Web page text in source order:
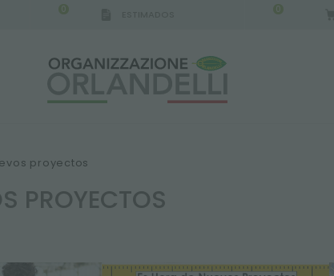
0 0
proyectos
PROYECTOS